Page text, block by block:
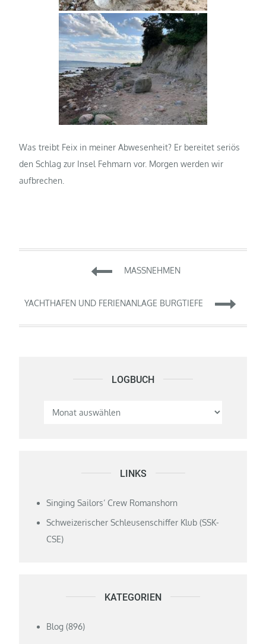
Was treibt Feix in meiner Abwesenheit? Er bereitet seriös
den Schlag zur Insel Fehmarn vor. Morgen werden wir
aufbrechen.
Beitragsnavigation
MASSNEHMEN
YACHTHAFEN UND FERIENANLAGE BURGTIEFE
LOGBUCH Logbuch
LINKS
Singing Sailors‘ Crew Romanshorn
Schweizerischer Schleusenschiffer Klub (SSK-
CSE)
KATEGORIEN
Blog (896)